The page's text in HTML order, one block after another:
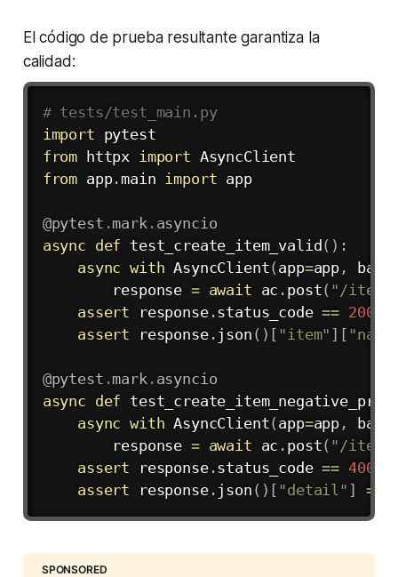
El código de prueba resultante garantiza la
calidad:
# tests/test_main.py
import
from httpx import
from app.main import app
@pytest . mark . asyncio
async def test_create_item_valid( ) :
async with AsyncClient( app=app ,
        response
= await ac . post( "/
assert response.status_code == 200
assert response. json ( ) [ "item" ] [
@pytest . mark . asyncio
async def
async with AsyncClient( app=app ,
        response
= await ac . post( "/
assert response.status_code == 400
assert response. json ( ) [ "detail" ] ==
SPONSORED